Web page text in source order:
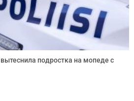
подростка на мопеде с